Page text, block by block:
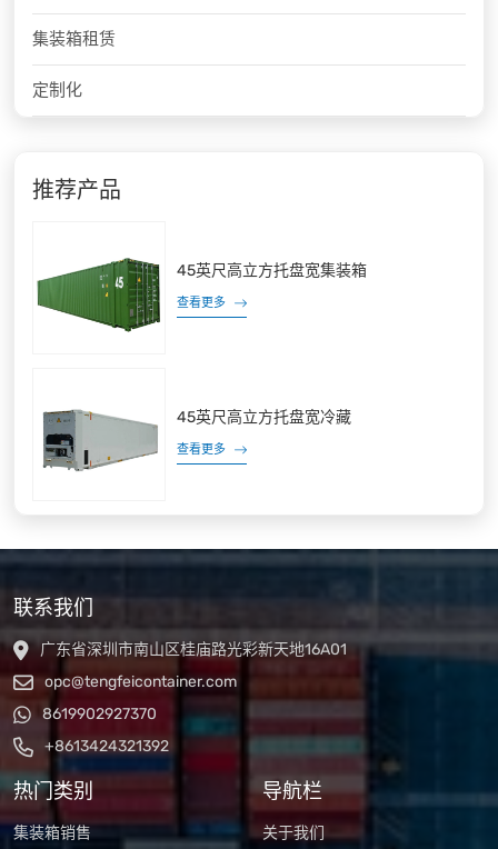
集装箱租赁
定制化
推荐产品
45英尺高立方托盘宽集装箱
查看更多
45英尺高立方托盘宽冷藏
查看更多
联系我们
广东省深圳市南山区桂庙路光彩新天地16A01
opc@tengfeicontainer.com
8619902927370
+8613424321392
热门类别
集装箱销售
导航栏
关于我们